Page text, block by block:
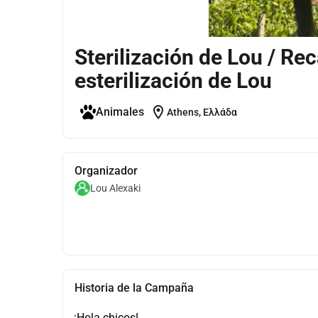
Sterilización de Lou /
esterilización de Lou
Animales location_on Athens, Ελλάδα
Organizador
Lou Alexaki
Historia de la Campaña